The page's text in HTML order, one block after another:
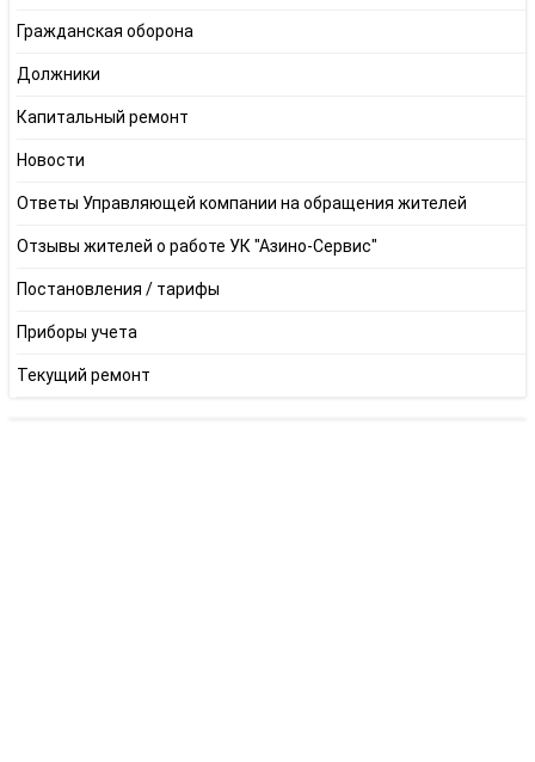
Гражданская оборона
Должники
Капитальный ремонт
Новости
Ответы Управляющей компании на обращения жителей
Отзывы жителей о работе УК "Азино-Сервис"
Постановления / тарифы
Приборы учета
Текущий ремонт